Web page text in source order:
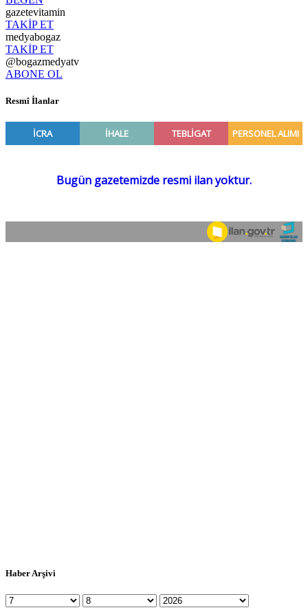
gazetevitamin
TAKİP ET
medyabogaz
TAKİP ET
@bogazmedyatv
ABONE OL
Resmî İlanlar
Haber Arşivi